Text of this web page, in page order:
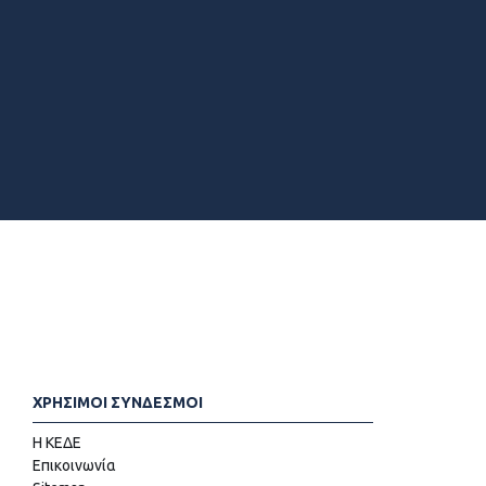
ΧΡΗΣΙΜΟΙ ΣΥΝΔΕΣΜΟΙ
Η ΚΕΔΕ
Επικοινωνία